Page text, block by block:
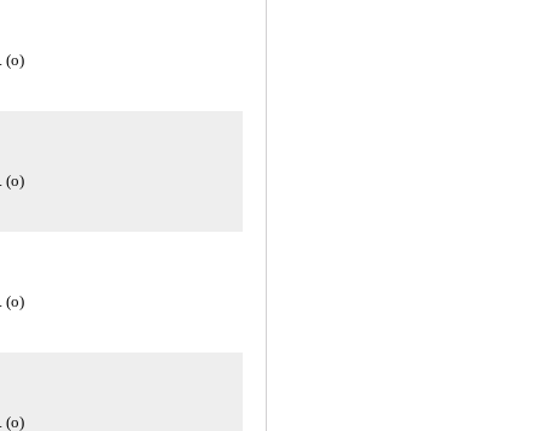
(о)
(о)
(о)
(о)